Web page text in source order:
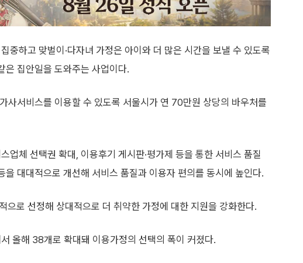
중하고 맞벌이·다자녀 가정은 아이와 더 많은 시간을 보낼 수 있도록
은 집안일을 도와주는 사업이다.
사서비스를 이용할 수 있도록 서울시가 연 70만원 상당의 바우처를
업체 선택권 확대, 이용후기 게시판·평가제 등을 통한 서비스 품질
대대적으로 개선해 서비스 품질과 이용자 편의를 동시에 높인다.
으로 선정해 상대적으로 더 취약한 가정에 대한 지원을 강화한다.
올해 38개로 확대돼 이용가정의 선택의 폭이 커졌다.